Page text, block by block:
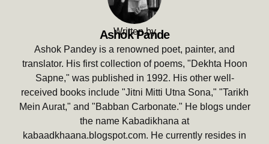
Written by
Ashok Pande
Ashok Pandey is a renowned poet, painter, and
translator. His first collection of poems, "Dekhta Hoon
Sapne," was published in 1992. His other well-
received books include "Jitni Mitti Utna Sona," "Tarikh
Mein Aurat," and "Babban Carbonate." He blogs under
the name Kabadikhana at
kabaadkhaana.blogspot.com. He currently resides in